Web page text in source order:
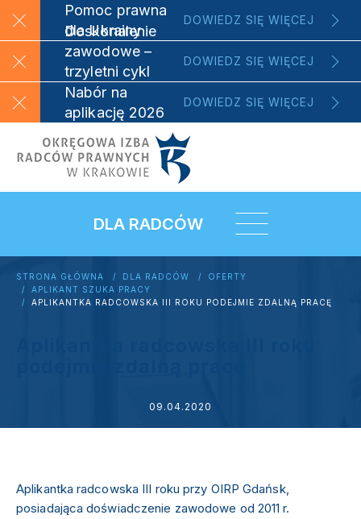
Pomoc prawna
dla Ukrainy
DOWIEDZ SIĘ WIĘCEJ
Doskonalenie
zawodowe –
trzyletni cykl
szkoleniowy
DOWIEDZ SIĘ WIĘCEJ
Nabór na
aplikację 2026
DOWIEDZ SIĘ WIĘCEJ
DLA RADCÓW
STRONA GŁÓWNA DLA RADCÓW
OFERTY
APLIKANT SZUKA PRACY
APLIKANTKA RADCOWSKA III ROKU PODEJMIE ZDALNĄ PRACĘ
09.04.2020
Aplikantka radcowska III roku przy OIRP Gdańsk,
posiadająca doświadczenie zawodowe od 2011 r.